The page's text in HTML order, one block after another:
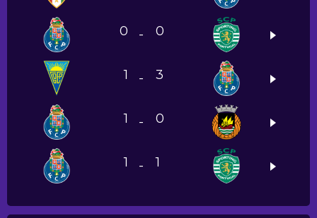
0 - 0
1 - 3
1 - 0
1 - 1